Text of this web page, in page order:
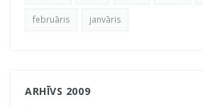
februāris janvāris
ARHĪVS 2009